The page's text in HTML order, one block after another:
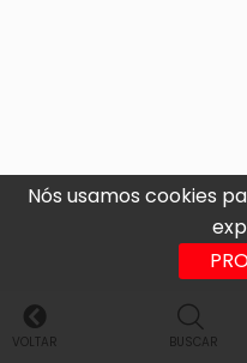
Nós usamos cookies
VOLTAR BUSCAR